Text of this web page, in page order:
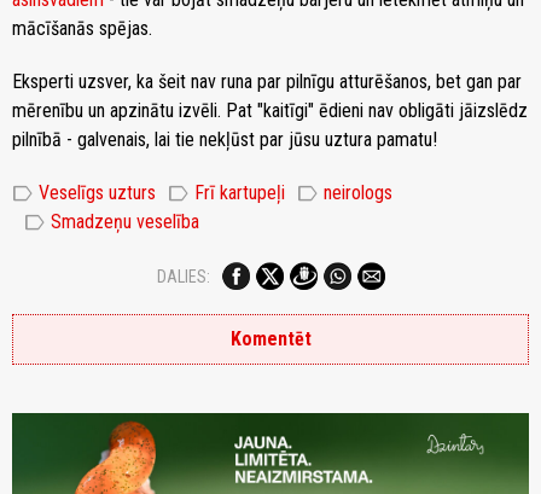
mācīšanās spējas.
Eksperti uzsver, ka šeit nav runa par pilnīgu atturēšanos, bet gan par
mērenību un apzinātu izvēli. Pat "kaitīgi" ēdieni nav obligāti jāizslēdz
pilnībā - galvenais, lai tie nekļūst par jūsu uztura pamatu!
label Veselīgs uzturs label Frī kartupeļi label neirologs
label Smadzeņu veselība
DALIES:
Komentēt